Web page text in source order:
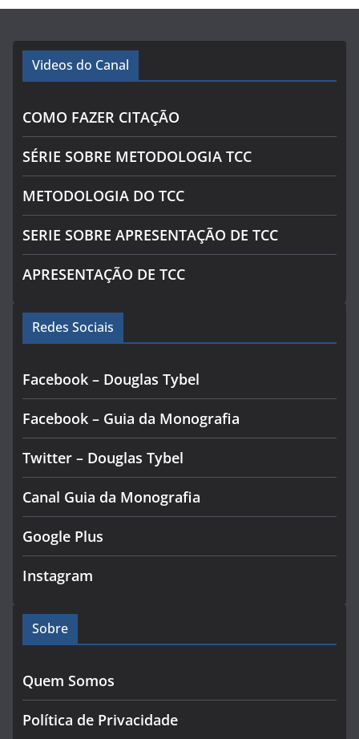
Videos do Canal
COMO FAZER CITAÇÃO
SÉRIE SOBRE METODOLOGIA TCC
METODOLOGIA DO TCC
SERIE SOBRE APRESENTAÇÃO DE TCC
APRESENTAÇÃO DE TCC
Redes Sociais
Facebook – Douglas Tybel
Facebook – Guia da Monografia
Twitter – Douglas Tybel
Canal Guia da Monografia
Google Plus
Instagram
Sobre
Quem Somos
Política de Privacidade